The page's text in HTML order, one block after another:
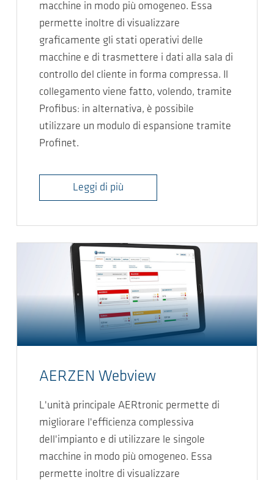
macchine in modo più omogeneo. Essa
permette inoltre di visualizzare
graficamente gli stati operativi delle
macchine e di trasmettere i dati alla sala di
controllo del cliente in forma compressa. Il
collegamento viene fatto, volendo, tramite
Profibus: in alternativa, è possibile
utilizzare un modulo di espansione tramite
Profinet.
Leggi di più
AERZEN Webview
L'unità principale AERtronic permette di
migliorare l'efficienza complessiva
dell'impianto e di utilizzare le singole
macchine in modo più omogeneo. Essa
permette inoltre di visualizzare